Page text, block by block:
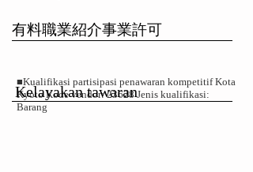
■Kualifikasi partisipasi penawaran kompetitif Kota
Kyoto Kode vendor: 23628 Jenis kualifikasi:
Barang
Kelayakan tawaran
有料職業紹介事業許可